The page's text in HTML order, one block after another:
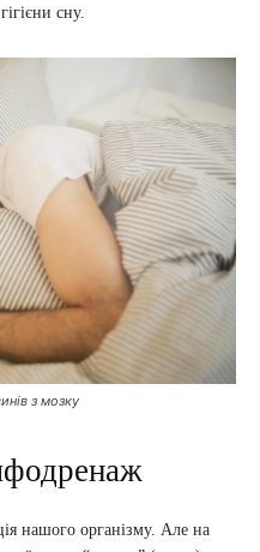
сну.
з мозку
нашого організму. Але на